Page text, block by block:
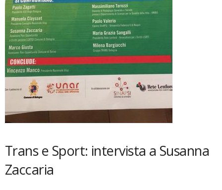
Trans e Sport: intervista a Susanna
Zaccaria